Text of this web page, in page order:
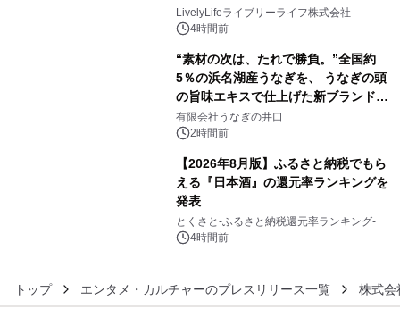
8月10日より開催
LivelyLifeライブリーライフ株式会社
4時間前
“素材の次は、たれで勝負。”全国約
5％の浜名湖産うなぎを、 うなぎの頭
の旨味エキスで仕上げた新ブランド
「井口の誉」誕生
有限会社うなぎの井口
2時間前
【2026年8月版】ふるさと納税でもら
える『日本酒』の還元率ランキングを
発表
とくさと-ふるさと納税還元率ランキング-
4時間前
トップ エンタメ・カルチャーのプレスリリース一覧 株式会